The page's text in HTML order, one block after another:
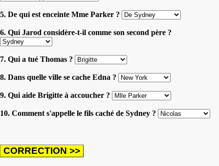
5. De qui est enceinte Mme Parker ?
6. Qui Jarod considère-t-il comme son second père ?
7. Qui a tué Thomas ?
8. Dans quelle ville se cache Edna ?
9. Qui aide Brigitte à accoucher ?
10. Comment s'appelle le fils caché de Sydney ?